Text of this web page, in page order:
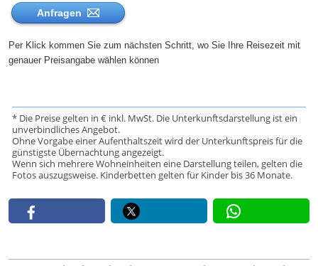
Anfragen
Per Klick kommen Sie zum nächsten Schritt, wo Sie Ihre Reisezeit mit
genauer Preisangabe wählen können
* Die Preise gelten in € inkl. MwSt. Die Unterkunftsdarstellung ist ein
unverbindliches Angebot.
Ohne Vorgabe einer Aufenthaltszeit wird der Unterkunftspreis für die
günstigste Übernachtung angezeigt.
Wenn sich mehrere Wohneinheiten eine Darstellung teilen, gelten die
Fotos auszugsweise. Kinderbetten gelten für Kinder bis 36 Monate.